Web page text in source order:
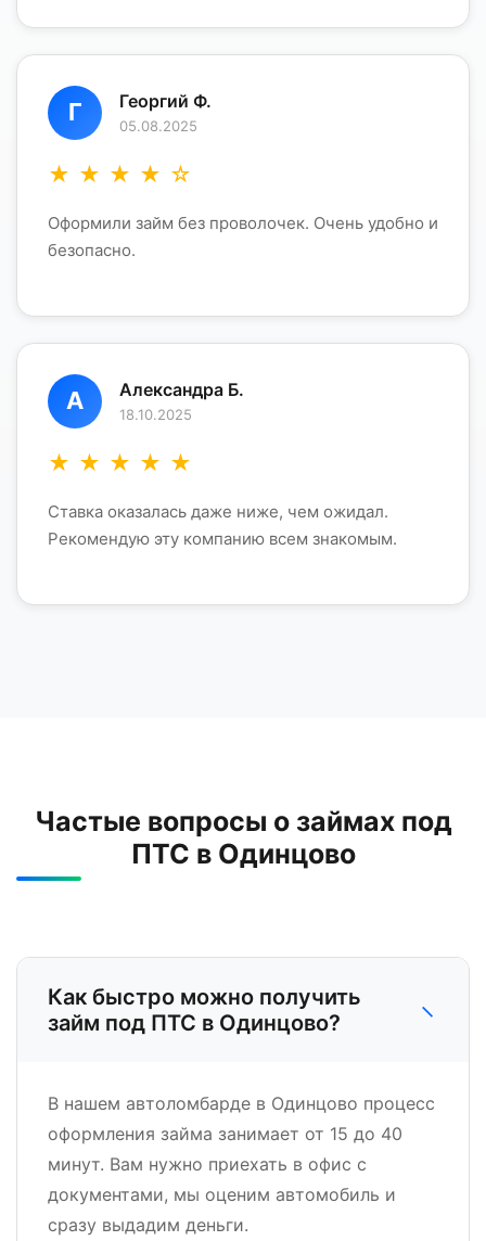
Г Георгий Ф.
05.08.2025
★ ★ ★ ★ ☆
Оформили займ без проволочек. Очень удобно и
безопасно.
А Александра Б.
18.10.2025
★ ★ ★ ★ ★
Ставка оказалась даже ниже, чем ожидал.
Рекомендую эту компанию всем знакомым.
Частые вопросы о займах под
ПТС в Одинцово
Как быстро можно получить
займ под ПТС в Одинцово?
−
В нашем автоломбарде в Одинцово процесс
оформления займа занимает от 15 до 40
минут. Вам нужно приехать в офис с
документами, мы оценим автомобиль и
сразу выдадим деньги.